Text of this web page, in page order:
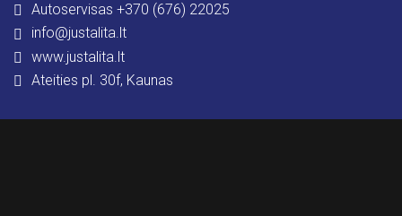
Autoservisas +370 (676) 22025
info@justalita.lt
www.justalita.lt
Ateities pl. 30f, Kaunas